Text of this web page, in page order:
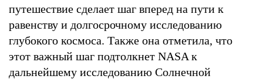
путешествие сделает шаг вперед на пути к
равенству и долгосрочному исследованию
глубокого космоса. Также она отметила, что
этот важный шаг подтолкнет NASA к
дальнейшему исследованию Солнечной